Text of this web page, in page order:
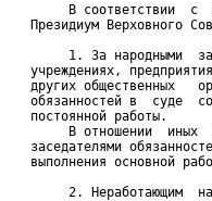
В соответствии  с
Президиум Верховного
1. За народными
учреждениях,
других общественных
обязанностей в  суде
постоянной работы.
В отношении  иных
заседателями
выполнения основной
2. Неработающим